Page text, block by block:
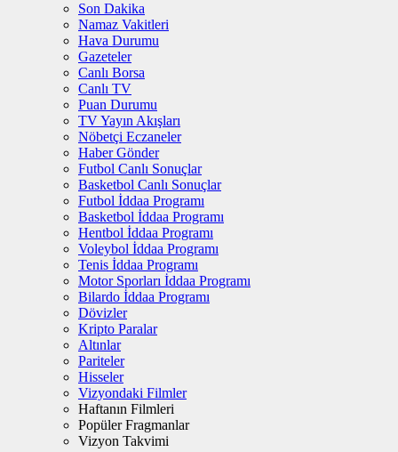
Son Dakika
Namaz Vakitleri
Hava Durumu
Gazeteler
Canlı Borsa
Canlı TV
Puan Durumu
TV Yayın Akışları
Nöbetçi Eczaneler
Haber Gönder
Futbol Canlı Sonuçlar
Basketbol Canlı Sonuçlar
Futbol İddaa Programı
Basketbol İddaa Programı
Hentbol İddaa Programı
Voleybol İddaa Programı
Tenis İddaa Programı
Motor Sporları İddaa Programı
Bilardo İddaa Programı
Dövizler
Kripto Paralar
Altınlar
Pariteler
Hisseler
Vizyondaki Filmler
Haftanın Filmleri
Popüler Fragmanlar
Vizyon Takvimi